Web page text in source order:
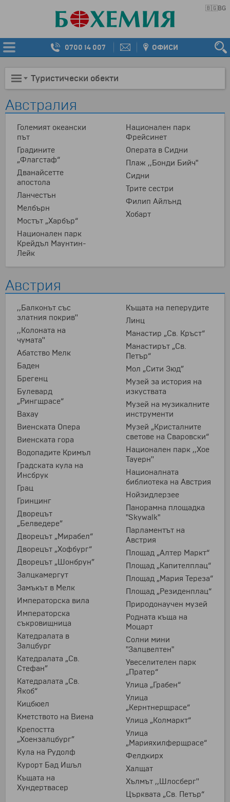
🇧🇬BG
0700 14 007 ОФИСИ
Туристически обекти
Австралия
Големият океански
път
Градините
„Флагстаф“
Дванайсетте
апостола
Ланчестън
Мелбърн
Мостът „Харбър“
Национален парк
Крейдъл Маунтин-
Лейк
Национален парк
Фрейсинет
Операта в Сидни
Плаж ,,Бонди Бийч"
Сидни
Трите сестри
Филип Айлънд
Хобарт
Австрия
,,Балконът със
златния покрив''
,,Колоната на
чумата''
Абатство Мелк
Баден
Брегенц
Булевард
„Рингщрасе“
Вахау
Виенската Oпера
Виенската гора
Водопадите Кримъл
Градската кула на
Инсбрук
Грац
Гринцинг
Дворецът
„Белведере”
Дворецът „Мирабел“
Дворецът „Хофбург“
Дворецът „Шонбрун”
Залцкамергут
Замъкът в Мелк
Императорска вила
Императорска
съкровищница
Катедралата в
Залцбург
Катедралата „Св.
Стефан”
Катедралата „Св.
Якоб“
Кицбюел
Кметството на Виена
Крепостта
„Хоензалцбург”
Кула на Рудолф
Курорт Бад Ишъл
Къщата на
Хундертвасер
Къщата на пеперудите
Линц
Манастир „Св. Кръст“
Манастирът „Св.
Петър“
Мол „Сити Зюд”
Музей за история на
изкуствата
Музей на музикалните
инструменти
Музей „Кристалните
светове на Сваровски“
Национален парк ,,Хое
Тауерн''
Националната
библиотека на Австрия
Нойзидлерзее
Панорамна площадка
"Skywalk"
Парламентът на
Австрия
Площад „Алтер Маркт“
Площад „Капителплац“
Площад „Мария Тереза“
Площад „Резиденплац“
Природонаучен музей
Родната къща на
Моцарт
Солни мини
"Залцвелтен"
Увеселителен парк
„Пратер“
Улица „Грабен“
Улица
„Кернтнерщрасе“
Улица „Колмаркт“
Улица
„Марияхилферщрасе“
Фелдкирх
Халщат
Хълмът ,,Шлосберг''
Църквата „Св. Петър“